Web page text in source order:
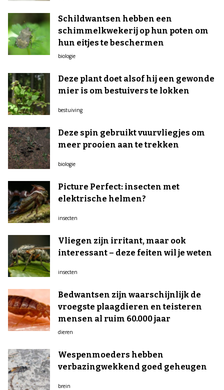
Schildwantsen hebben een
schimmelkwekerij op hun poten om
hun eitjes te beschermen
biologie
Deze plant doet alsof hij een gewonde
mier is om bestuivers te lokken
bestuiving
Deze spin gebruikt vuurvliegjes om
meer prooien aan te trekken
biologie
Picture Perfect: insecten met
elektrische helmen?
insecten
Vliegen zijn irritant, maar ook
interessant – deze feiten wil je weten
insecten
Bedwantsen zijn waarschijnlijk de
vroegste plaagdieren en teisteren
mensen al ruim 60.000 jaar
dieren
Wespenmoeders hebben
verbazingwekkend goed geheugen
brein